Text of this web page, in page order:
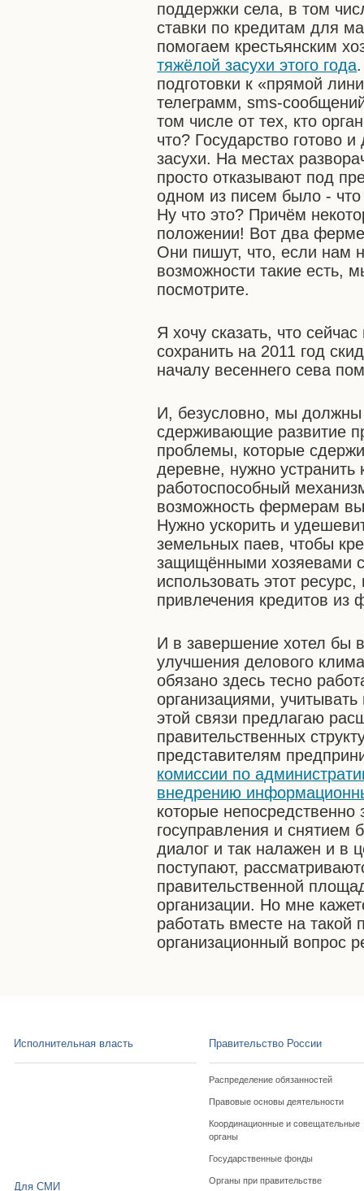
поддержки села, в том
ставки по кредитам для
помогаем крестьянским
тяжёлой засухи этого года
подготовки к «прямой
телеграмм, sms-
том числе от тех, кто
что? Государство готово
засухи. На местах
просто отказывают под
одном из писем было -
Ну что это? Причём
положении! Вот два
Они пишут, что, если нам
возможности такие есть,
посмотрите.
Я хочу сказать, что
сохранить на 2011 год
началу весеннего сева
И, безусловно, мы
сдерживающие развитие
проблемы, которые
деревне, нужно
работоспособный
возможность фермерам
Нужно ускорить и
земельных паев, чтобы
защищёнными хозяевами
использовать этот
привлечения кредитов из
И в завершение хотел бы
улучшения делового
обязано здесь тесно
организациями,
этой связи предлагаю
правительственных
представителям
комиссии по
внедрению
которые
госуправления и снятием
диалог и так налажен и в
поступают,
правительственной
организации. Но мне
работать вместе на такой
организационный вопрос
Исполнительная власть Правительство России
Распределение обязанностей
Правовые основы деятельности
Координационные и совещательные
органы
Государственные фонды
Органы при правительстве
Для СМИ